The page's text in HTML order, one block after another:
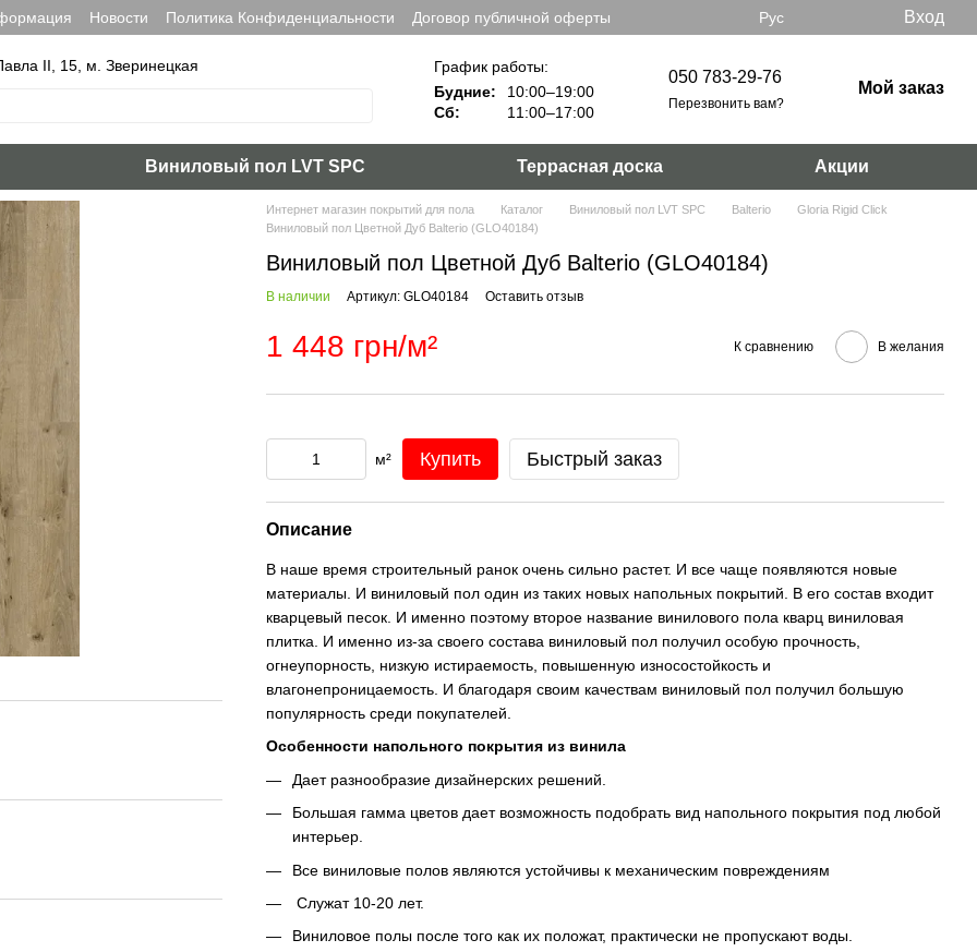
Новости Политика Конфиденциальности Договор публичной оферты Рус Вход
ІІ, 15, м. Зверинецкая
График работы:
Будние:
10:00–19:00
Сб:
11:00–17:00
050 783-29-76
Перезвонить вам?
Мой заказ
Виниловый пол LVT SPC Террасная доска Акции
Интернет магазин покрытий для пола Каталог Виниловый пол LVT SPC Balterio
Gloria Rigid Click
Виниловый пол Цветной Дуб Balterio (GLO40184)
Виниловый пол Цветной Дуб Balterio (GLO40184)
В наличии Артикул: GLO40184 Оставить отзыв
1 448 грн/м² К сравнению В желания
м² Купить Быстрый заказ
Описание
В наше время строительный ранок очень сильно растет. И все чаще появляются новые
материалы. И виниловый пол один из таких новых напольных покрытий. В его состав входит
кварцевый песок. И именно поэтому второе название винилового пола кварц виниловая
плитка. И именно из-за своего состава виниловый пол получил особую прочность,
огнеупорность, низкую истираемость, повышенную износостойкость и
влагонепроницаемость. И благодаря своим качествам виниловый пол получил большую
популярность среди покупателей.
Особенности напольного покрытия из винила
Дает разнообразие дизайнерских решений.
Большая гамма цветов дает возможность подобрать вид напольного покрытия под любой
интерьер.
Все виниловые полов являются устойчивы к механическим повреждениям
Служат 10-20 лет.
Виниловое полы после того как их положат, практически не пропускают воды.